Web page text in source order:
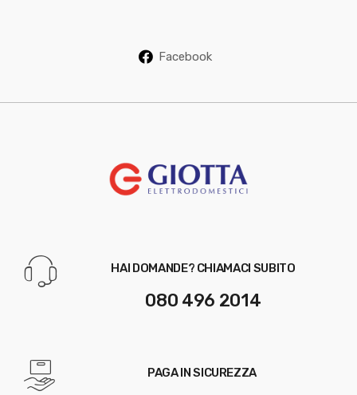
Facebook
HAI DOMANDE? CHIAMACI SUBITO
080 496 2014
PAGA IN SICUREZZA